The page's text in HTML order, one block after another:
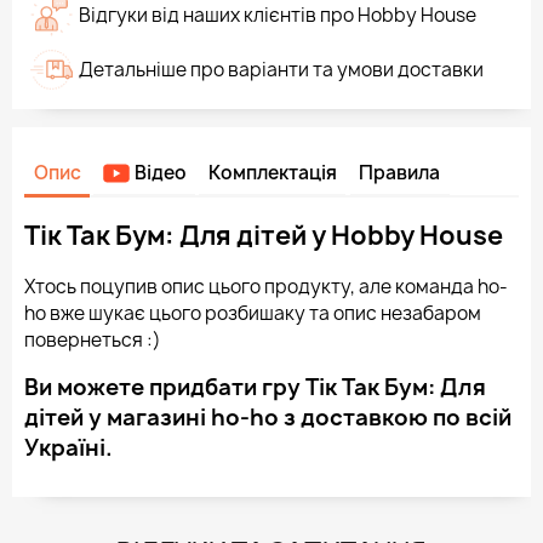
Відгуки від наших клієнтів про Hobby House
Детальніше про варіанти та умови доставки
Опис Відео Комплектація Правила
Тік Так Бум: Для дітей у Hobby House
Хтось поцупив опис цього продукту, але команда ho-
ho вже шукає цього розбишаку та опис незабаром
повернеться :)
Ви можете придбати гру Тік Так Бум: Для
дітей у магазині ho-ho з доставкою по всій
Україні.